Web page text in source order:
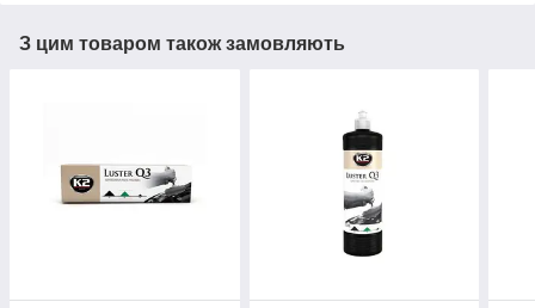
З цим товаром також замовляють